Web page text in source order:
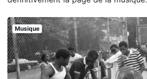
Musique